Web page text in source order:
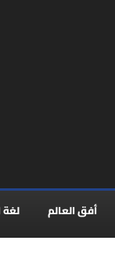
لغة أفق العالم